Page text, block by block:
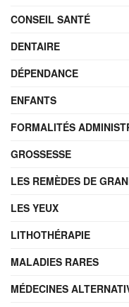
CONSEIL SANTÉ
DENTAIRE
DÉPENDANCE
ENFANTS
FORMALITÉS
GROSSESSE
LES REMÈDES DE
LES YEUX
LITHOTHÉRAPIE
MALADIES RARES
MÉDECINES